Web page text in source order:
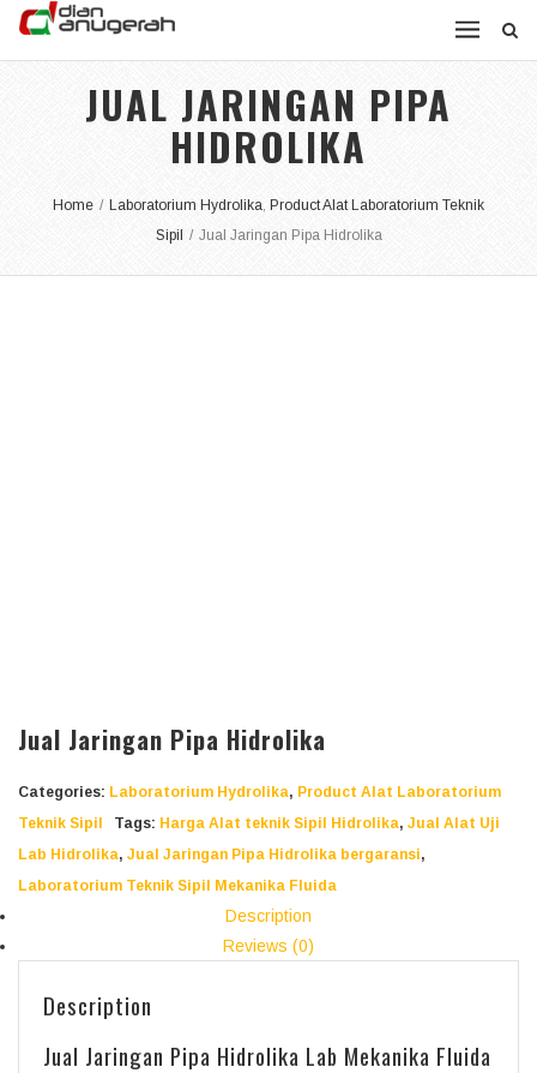
JUAL JARINGAN PIPA
HIDROLIKA
Home / Laboratorium Hydrolika, Product Alat Laboratorium Teknik
Sipil
/ Jual Jaringan Pipa Hidrolika
Jual Jaringan Pipa Hidrolika
Categories: Laboratorium Hydrolika, Product Alat Laboratorium
Teknik Sipil
Tags: Harga Alat teknik Sipil Hidrolika, Jual Alat Uji
Lab Hidrolika, Jual Jaringan Pipa Hidrolika bergaransi,
Laboratorium Teknik Sipil Mekanika Fluida
Description
Reviews (0)
Description
Jual Jaringan Pipa Hidrolika Lab Mekanika Fluida